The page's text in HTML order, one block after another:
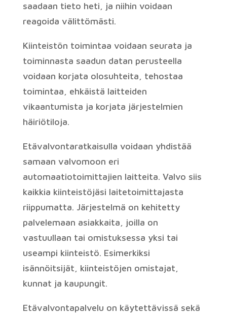
saadaan tieto heti, ja niihin voidaan
reagoida välittömästi.
Kiinteistön toimintaa voidaan seurata ja
toiminnasta saadun datan perusteella
voidaan korjata olosuhteita, tehostaa
toimintaa, ehkäistä laitteiden
vikaantumista ja korjata järjestelmien
häiriötiloja.
Etävalvontaratkaisulla voidaan yhdistää
samaan valvomoon eri
automaatiotoimittajien laitteita. Valvo siis
kaikkia kiinteistöjäsi laitetoimittajasta
riippumatta. Järjestelmä on kehitetty
palvelemaan asiakkaita, joilla on
vastuullaan tai omistuksessa yksi tai
useampi kiinteistö. Esimerkiksi
isännöitsijät, kiinteistöjen omistajat,
kunnat ja kaupungit.
Etävalvontapalvelu on käytettävissä sekä